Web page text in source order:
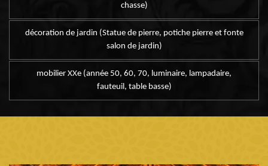
chasse)
décoration de jardin (Statue de pierre, potiche pierre et fonte
salon de jardin)
mobilier XXe (année 50, 60, 70, luminaire, lampadaire,
fauteuil, table basse)